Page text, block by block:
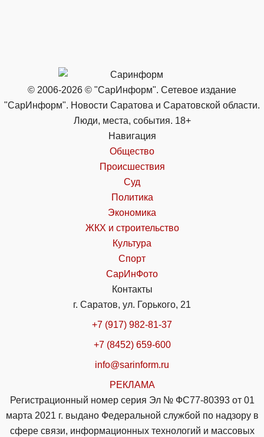
© 2006-2026 © "СарИнформ". Сетевое издание
"СарИнформ". Новости Саратова и Саратовской области.
Люди, места, события. 18+
Навигация
Общество
Происшествия
Суд
Политика
Экономика
ЖКХ и строительство
Культура
Спорт
СарИнФото
Контакты
г. Саратов, ул. Горького, 21
+7 (917) 982-81-37
+7 (8452) 659-600
info@sarinform.ru
РЕКЛАМА
Регистрационный номер серия Эл № ФС77-80393 от 01
марта 2021 г. выдано Федеральной службой по надзору в
сфере связи, информационных технологий и массовых